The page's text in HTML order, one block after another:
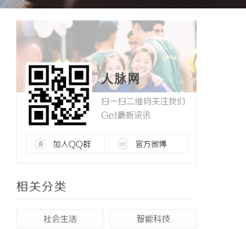
人脉网
扫一扫二维码关注我们
Get最新资讯
加入QQ群 官方微博
相关分类
社会生活 智能科技